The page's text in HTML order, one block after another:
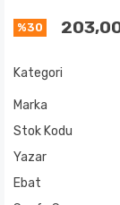
%30
Kategori
Marka
Stok Kodu
Yazar
Ebat